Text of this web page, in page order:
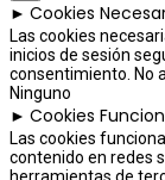
► Cookies
Las cookies
inicios de sesión
consentimiento. No
Ninguno
► Cookies
Las cookies
contenido en redes